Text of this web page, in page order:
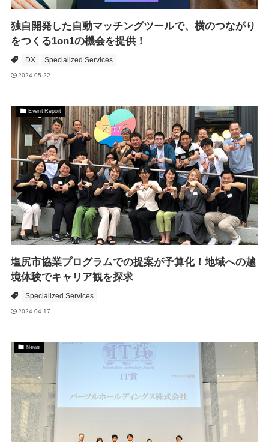
独自開発した自動マッチングツールで、横のつながり
をつくる1on1の機会を提供！
DX Specialized Services
2024.05.22
Event Report
塩尻市協業プログラムでの提案が予算化！地域への越
境体験でキャリア観を探求
Specialized Services
2024.04.17
News